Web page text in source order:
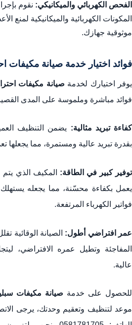
الفحص الكهربائي والميكانيكي: نقوم
المكونات الكهربائية والميكانيكية لمنع
موثوقية جهازك.
فوائد اختيار خدمة صيانة مكيفات
يوفر اختيارك لخدمة صيانة مكيفات
فوائد مباشرة وملموسة على المدى
كفاءة تبريد مثالية: يضمن التنظيف
بقدرة تبريد عالية ومستمرة، مما يجعلها
توفير كبير في الطاقة: المكيف الذي
يعمل بكفاءة محسّنة، مما يجعله
فواتير الكهرباء المرتفعة.
عمر افتراضي أطول: الصيانة الوقائية
المفاجئة وتطيل عمره الافتراضي،
عالية.
للحصول على خدمة صيانة مكيفات
موعد لتنظيف وتعقيم وحدتك، يرجى